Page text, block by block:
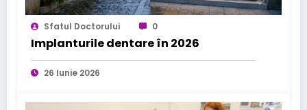
Sfatul Doctorului 0
Implanturile dentare în 2026
26 Iunie 2026